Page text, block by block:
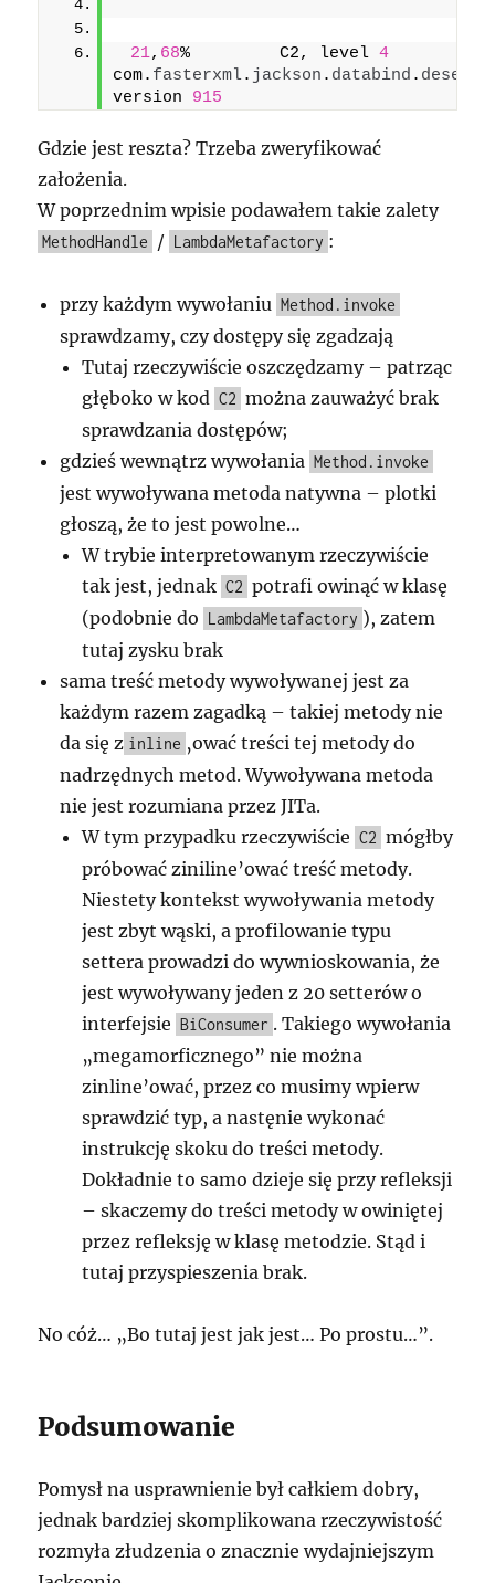
21, 68%         C2, level 4
com. fasterxml. jackson . databind . deser
version 915
Gdzie jest reszta? Trzeba zweryfikować
założenia.
W poprzednim wpisie podawałem takie zalety
MethodHandle / LambdaMetafactory :
przy każdym wywołaniu Method.invoke
sprawdzamy, czy dostępy się zgadzają
Tutaj rzeczywiście oszczędzamy – patrząc
głęboko w kod C2 można zauważyć brak
sprawdzania dostępów;
gdzieś wewnątrz wywołania Method.invoke
jest wywoływana metoda natywna – plotki
głoszą, że to jest powolne…
W trybie interpretowanym rzeczywiście
tak jest, jednak C2 potrafi owinąć w klasę
(podobnie do LambdaMetafactory ), zatem
tutaj zysku brak
sama treść metody wywoływanej jest za
każdym razem zagadką – takiej metody nie
da się z inline ‚ować treści tej metody do
nadrzędnych metod. Wywoływana metoda
nie jest rozumiana przez JITa.
W tym przypadku rzeczywiście C2 mógłby
próbować ziniline’ować treść metody.
Niestety kontekst wywoływania metody
jest zbyt wąski, a profilowanie typu
settera prowadzi do wywnioskowania, że
jest wywoływany jeden z 20 setterów o
interfejsie BiConsumer . Takiego wywołania
„megamorficznego” nie można
zinline’ować, przez co musimy wpierw
sprawdzić typ, a nastęnie wykonać
instrukcję skoku do treści metody.
Dokładnie to samo dzieje się przy refleksji
– skaczemy do treści metody w owiniętej
przez refleksję w klasę metodzie. Stąd i
tutaj przyspieszenia brak.
No cóż… „Bo tutaj jest jak jest… Po prostu…”.
Podsumowanie
Pomysł na usprawnienie był całkiem dobry,
jednak bardziej skomplikowana rzeczywistość
rozmyła złudzenia o znacznie wydajniejszym